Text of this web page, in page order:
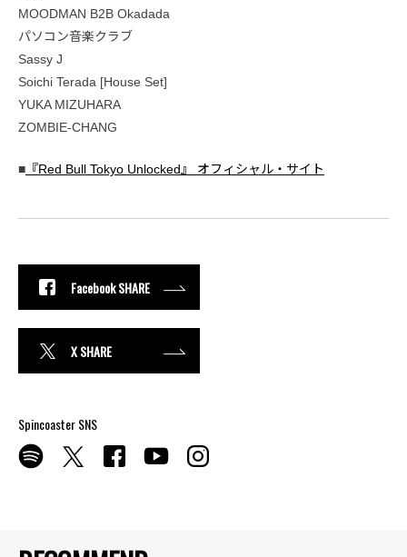
MOODMAN B2B Okadada
パソコン音楽クラブ
Sassy J
Soichi Terada [House Set]
YUKA MIZUHARA
ZOMBIE-CHANG
■ 『Red Bull Tokyo Unlocked』 オフィシャル・サイト
Facebook SHARE
X SHARE
Spincoaster SNS